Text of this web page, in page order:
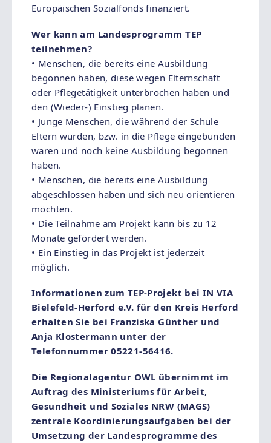
Europäischen Sozialfonds finanziert.
Wer kann am Landesprogramm TEP
teilnehmen?
• Menschen, die bereits eine Ausbildung
begonnen haben, diese wegen Elternschaft
oder Pflegetätigkeit unterbrochen haben und
den (Wieder-) Einstieg planen.
• Junge Menschen, die während der Schule
Eltern wurden, bzw. in die Pflege eingebunden
waren und noch keine Ausbildung begonnen
haben.
• Menschen, die bereits eine Ausbildung
abgeschlossen haben und sich neu orientieren
möchten.
• Die Teilnahme am Projekt kann bis zu 12
Monate gefördert werden.
• Ein Einstieg in das Projekt ist jederzeit
möglich.
Informationen zum TEP-Projekt bei IN VIA
Bielefeld-Herford e.V. für den Kreis Herford
erhalten Sie bei Franziska Günther und
Anja Klostermann unter der
Telefonnummer 05221-56416.
Die Regionalagentur OWL übernimmt im
Auftrag des Ministeriums für Arbeit,
Gesundheit und Soziales NRW (MAGS)
zentrale Koordinierungsaufgaben bei der
Umsetzung der Landesprogramme des